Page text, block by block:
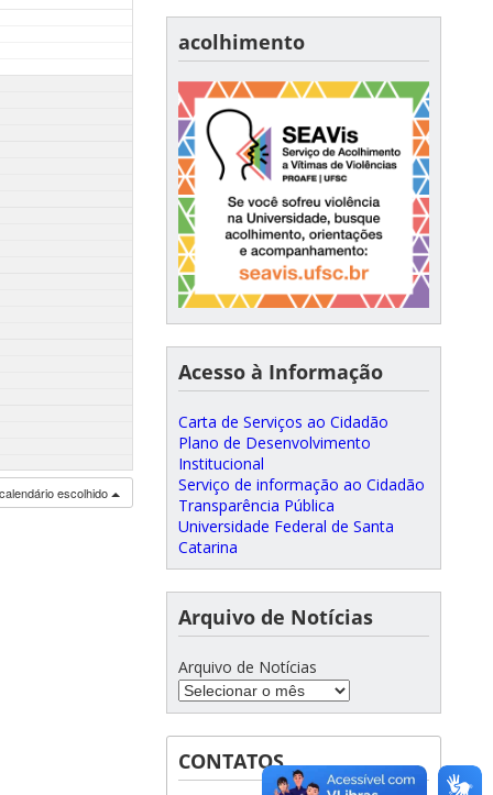
escolhido
acolhimento
Acesso à Informação
Carta de Serviços ao Cidadão
Plano de Desenvolvimento
Institucional
Serviço de informação ao Cidadão
Transparência Pública
Universidade Federal de Santa
Catarina
Arquivo de Notícias
Arquivo de Notícias
CONTATOS